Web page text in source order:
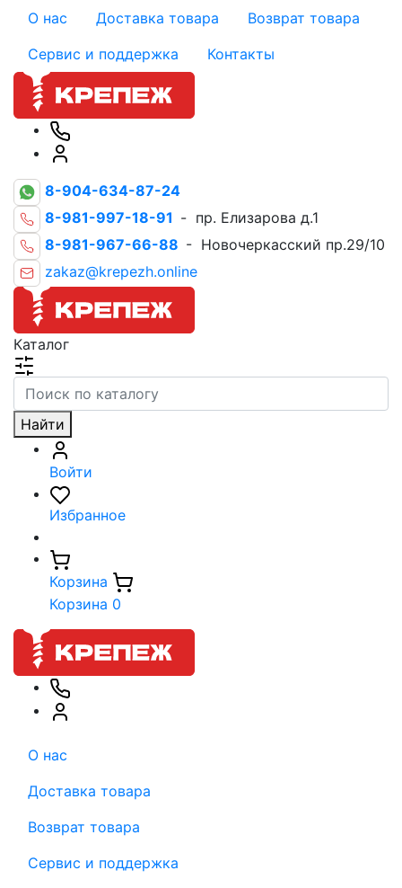
О нас Доставка товара
Возврат товара
Сервис и поддержка
Контакты
8-904-634-87-24
8-981-997-18-91 - пр. Елизарова д.1
8-981-967-66-88 - Новочеркасский пр.29/10
zakaz@krepezh.online
Каталог
Найти
Войти
Избранное
Корзина
Корзина 0
О нас
Доставка товара
Возврат товара
Сервис и поддержка